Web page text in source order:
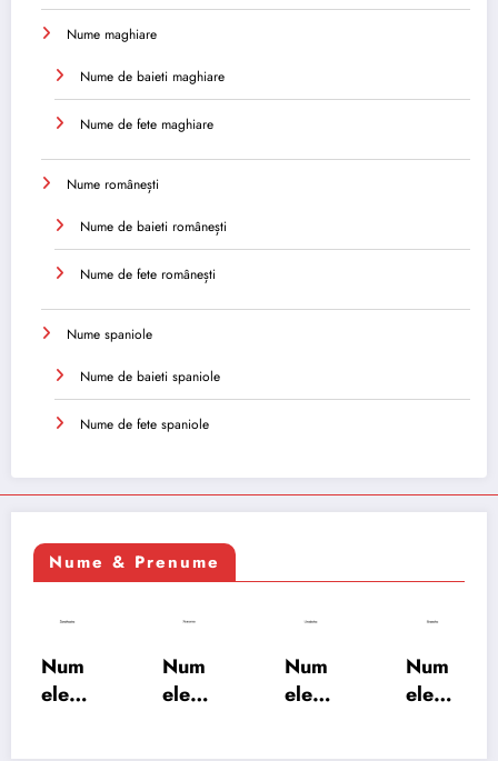
Nume maghiare
Nume de baieti maghiare
Nume de fete maghiare
Nume românești
Nume de baieti românești
Nume de fete românești
Nume spaniole
Nume de baieti spaniole
Nume de fete spaniole
Nume & Prenume
Num
ele
Num
ele
Num
ele
Num
ele